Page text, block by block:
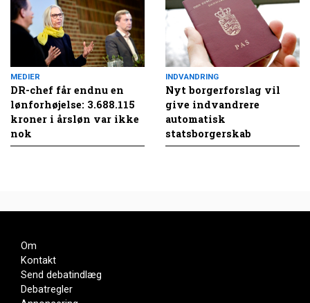
MEDIER
DR-chef får endnu en
lønforhøjelse: 3.688.115
kroner i årsløn var ikke
nok
INDVANDRING
Nyt borgerforslag vil
give indvandrere
automatisk
statsborgerskab
Om
Kontakt
Send debatindlæg
Debatregler